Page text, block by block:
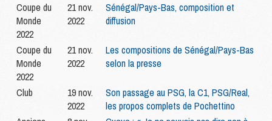
Coupe du
Monde
2022
21 nov.
2022
Sénégal/Pays-Bas, composition et
diffusion
Coupe du
Monde
2022
21 nov.
2022
Les compositions de Sénégal/Pays-Bas
selon la presse
Club
19 nov.
2022
Son passage au PSG, la C1, PSG/Real,
les propos complets de Pochettino